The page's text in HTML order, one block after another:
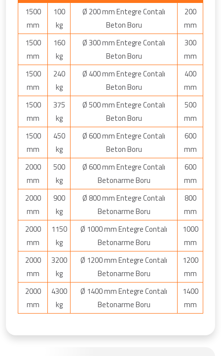
1500
mm
100
kg
Ø 200 mm Entegre Contalı
Beton Boru
200
mm
1500
mm
160
kg
Ø 300 mm Entegre Contalı
Beton Boru
300
mm
1500
mm
240
kg
Ø 400 mm Entegre Contalı
Beton Boru
400
mm
1500
mm
375
kg
Ø 500 mm Entegre Contalı
Beton Boru
500
mm
1500
mm
450
kg
Ø 600 mm Entegre Contalı
Beton Boru
600
mm
2000
mm
500
kg
Ø 600 mm Entegre Contalı
Betonarme Boru
600
mm
2000
mm
900
kg
Ø 800 mm Entegre Contalı
Betonarme Boru
800
mm
2000
mm
1150
kg
Ø 1000 mm Entegre Contalı
Betonarme Boru
1000
mm
2000
mm
3200
kg
Ø 1200 mm Entegre Contalı
Betonarme Boru
1200
mm
2000
mm
4300
kg
Ø 1400 mm Entegre Contalı
Betonarme Boru
1400
mm